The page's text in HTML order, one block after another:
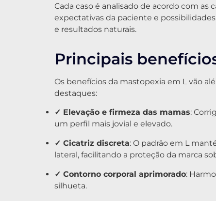
Cada caso é analisado de acordo com as
expectativas da paciente e
e resultados naturais.
Principais
Os benefícios da mastopexia em L vão
destaques:
✓ Elevação e firmeza das mamas:
um perfil mais jovial e elevado.
✓ Cicatriz discreta: O padrão em L
lateral, facilitando a proteção da marca
✓ Contorno corporal aprimorado:
silhueta.